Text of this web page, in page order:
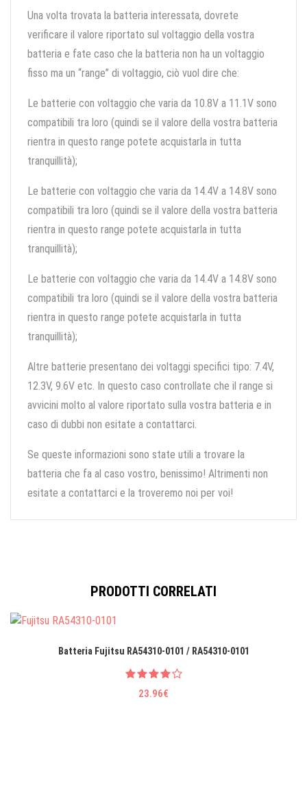
Una volta trovata la batteria interessata, dovrete
verificare il valore riportato sul voltaggio della vostra
batteria e fate caso che la batteria non ha un voltaggio
fisso ma un “range” di voltaggio, ciò vuol dire che:
Le batterie con voltaggio che varia da 10.8V a 11.1V sono
compatibili tra loro (quindi se il valore della vostra batteria
rientra in questo range potete acquistarla in tutta
tranquillità);
Le batterie con voltaggio che varia da 14.4V a 14.8V sono
compatibili tra loro (quindi se il valore della vostra batteria
rientra in questo range potete acquistarla in tutta
tranquillità);
Le batterie con voltaggio che varia da 14.4V a 14.8V sono
compatibili tra loro (quindi se il valore della vostra batteria
rientra in questo range potete acquistarla in tutta
tranquillità);
Altre batterie presentano dei voltaggi specifici tipo: 7.4V,
12.3V, 9.6V etc. In questo caso controllate che il range si
avvicini molto al valore riportato sulla vostra batteria e in
caso di dubbi non esitate a contattarci.
Se queste informazioni sono state utili a trovare la
batteria che fa al caso vostro, benissimo! Altrimenti non
esitate a contattarci e la troveremo noi per voi!
PRODOTTI CORRELATI
Batteria Fujitsu RA54310-0101 / RA54310-0101
23.96€